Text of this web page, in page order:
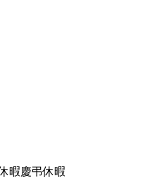
暇慶弔休暇